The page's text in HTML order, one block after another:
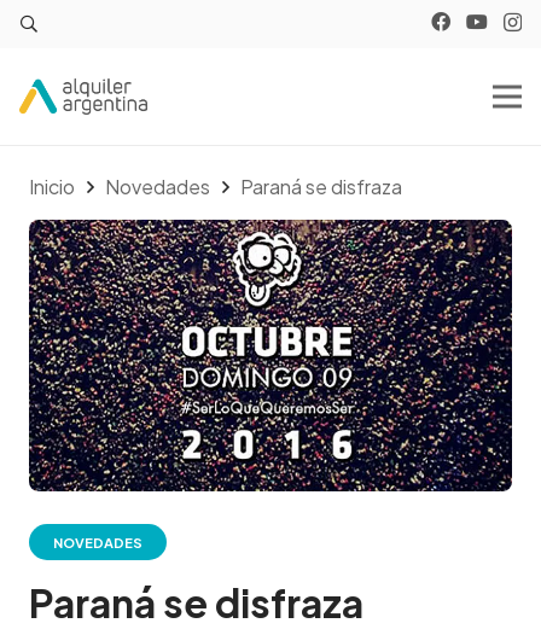
Inicio Novedades Paraná se disfraza
NOVEDADES
Paraná se disfraza